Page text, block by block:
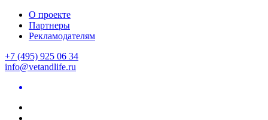
О проекте
Партнеры
Рекламодателям
+7 (495) 925 06 34
info@vetandlife.ru